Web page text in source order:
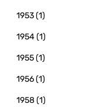
1953(1)
1954(1)
1955(1)
1956(1)
1958 (1)